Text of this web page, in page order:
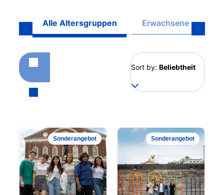
Alle Altersgruppen Erwachsene (16+)
Sort by: Beliebtheit
Sonderangebot Sonderangebot